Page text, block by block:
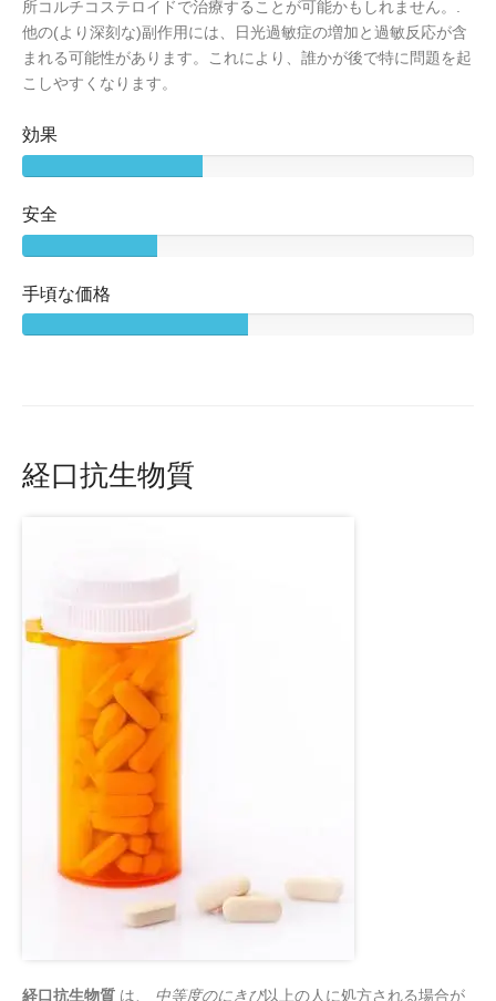
所コルチコステロイドで治療することが可能かもしれません。.
他の(より深刻な)副作用には、日光過敏症の増加と過敏反応が含
まれる可能性があります。これにより、誰かが後で特に問題を起
こしやすくなります。
効果
安全
手頃な価格
経口抗生物質
経口抗生物質 は、 中等度のにきび以上の人に処方される場合が